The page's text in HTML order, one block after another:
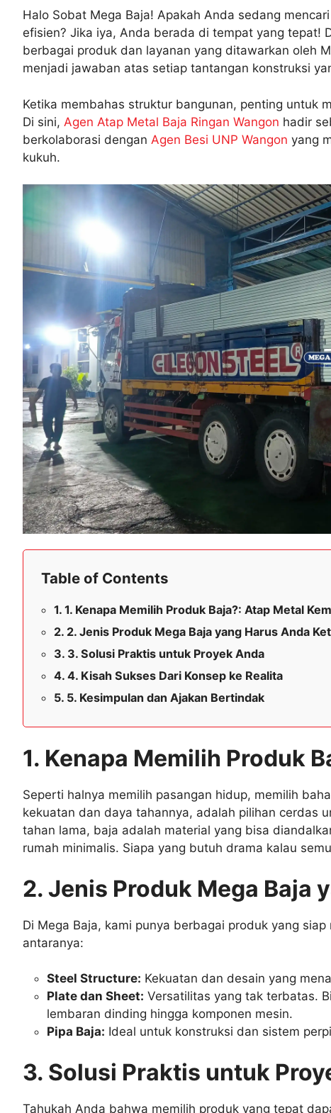
Halo Sobat Mega Baja! Apakah Anda sedang
efisien? Jika iya, Anda berada di tempat yang tepat!
berbagai produk dan layanan yang ditawarkan oleh
menjadi jawaban atas setiap tantangan konstruksi
Ketika membahas struktur bangunan, penting untuk
Di sini, Agen Atap Metal Baja Ringan Wangon hadir
berkolaborasi dengan Agen Besi UNP Wangon yang
kukuh.
Table of Contents
1. Kenapa Memilih Produk Baja?: Atap Metal
2. Jenis Produk Mega Baja yang Harus Anda
3. Solusi Praktis untuk Proyek Anda
4. Kisah Sukses Dari Konsep ke Realita
5. Kesimpulan dan Ajakan Bertindak
1. Kenapa Memilih Produk
Seperti halnya memilih pasangan hidup, memilih
kekuatan dan daya tahannya, adalah pilihan cerdas
tahan lama, baja adalah material yang bisa
rumah minimalis. Siapa yang butuh drama kalau
2. Jenis Produk Mega Baja
Di Mega Baja, kami punya berbagai produk yang
antaranya:
Steel Structure: Kekuatan dan desain yang
Plate dan Sheet: Versatilitas yang tak terbatas.
lembaran dinding hingga komponen mesin.
Pipa Baja: Ideal untuk konstruksi dan sistem
3. Solusi Praktis untuk
Tahukah Anda bahwa memilih produk yang tepat